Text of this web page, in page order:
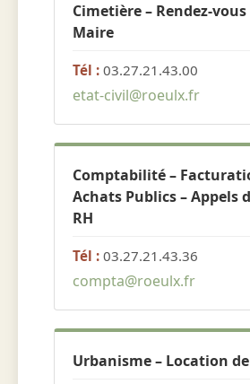
Cimetière – Rendez-
Maire
Tél : 03.27.21.43.00
etat-civil@roeulx.fr
Comptabilité –
Achats Publics – Appels
RH
Tél : 03.27.21.43.36
compta@roeulx.fr
Urbanisme – Location